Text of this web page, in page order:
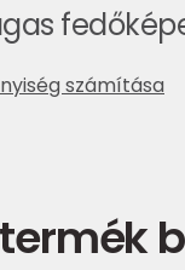
számítása